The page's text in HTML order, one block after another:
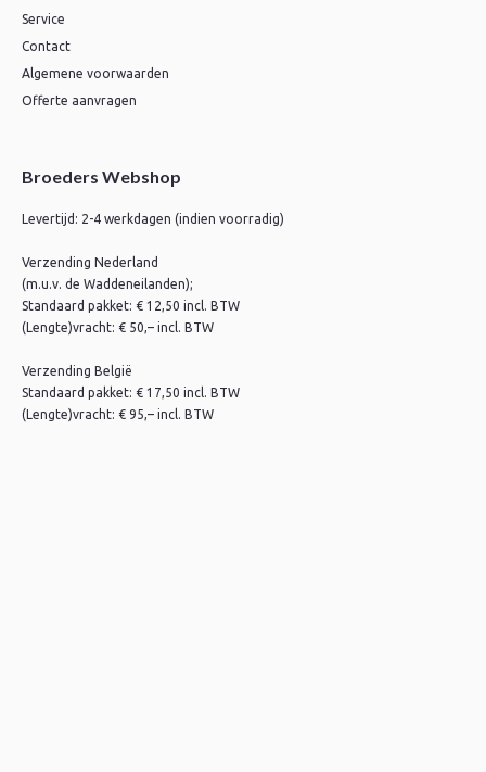
Service
Contact
Algemene voorwaarden
Offerte aanvragen
Broeders Webshop
Levertijd: 2-4 werkdagen (indien voorradig)
Verzending Nederland
(m.u.v. de Waddeneilanden);
Standaard pakket: € 12,50 incl. BTW
(Lengte)vracht: € 50,– incl. BTW
Verzending België
Standaard pakket: € 17,50 incl. BTW
(Lengte)vracht: € 95,– incl. BTW